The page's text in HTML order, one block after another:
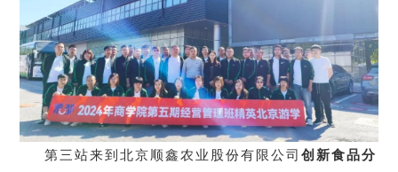
第三站来到北京顺鑫农业股份有限公司创新食品分